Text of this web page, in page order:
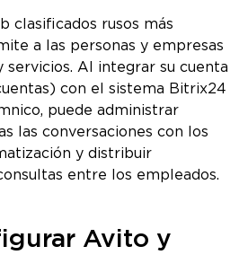
clasificados rusos más
a las personas y empresas
servicios. Al integrar su cuenta
con el sistema Bitrix24
puede administrar
las conversaciones con los
y distribuir
entre los empleados.
Avito y